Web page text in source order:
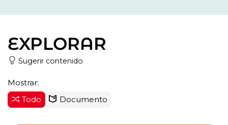
EXPLORAR
Sugerir contenido
Mostrar:
Todo
Documento